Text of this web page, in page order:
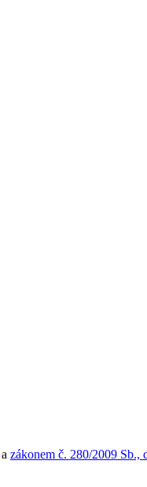
zákonem č. 280/2009 Sb.,